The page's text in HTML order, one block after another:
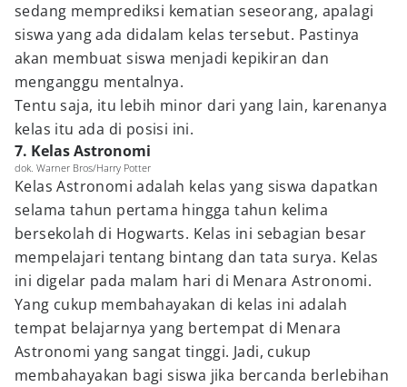
sedang memprediksi kematian seseorang, apalagi
siswa yang ada didalam kelas tersebut. Pastinya
akan membuat siswa menjadi kepikiran dan
menganggu mentalnya.
Tentu saja, itu lebih minor dari yang lain, karenanya
kelas itu ada di posisi ini.
7. Kelas Astronomi
dok. Warner Bros/Harry Potter
Kelas Astronomi adalah kelas yang siswa dapatkan
selama tahun pertama hingga tahun kelima
bersekolah di Hogwarts. Kelas ini sebagian besar
mempelajari tentang bintang dan tata surya. Kelas
ini digelar pada malam hari di Menara Astronomi.
Yang cukup membahayakan di kelas ini adalah
tempat belajarnya yang bertempat di Menara
Astronomi yang sangat tinggi. Jadi, cukup
membahayakan bagi siswa jika bercanda berlebihan